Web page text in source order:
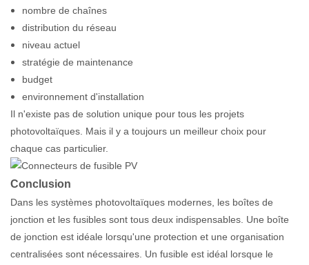
nombre de chaînes
distribution du réseau
niveau actuel
stratégie de maintenance
budget
environnement d'installation
Il n'existe pas de solution unique pour tous les projets
photovoltaïques. Mais il y a toujours un meilleur choix pour
chaque cas particulier.
Conclusion
Dans les systèmes photovoltaïques modernes, les boîtes de
jonction et les fusibles sont tous deux indispensables. Une boîte
de jonction est idéale lorsqu'une protection et une organisation
centralisées sont nécessaires. Un fusible est idéal lorsque le